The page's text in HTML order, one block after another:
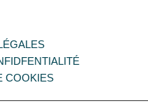
COOKIES